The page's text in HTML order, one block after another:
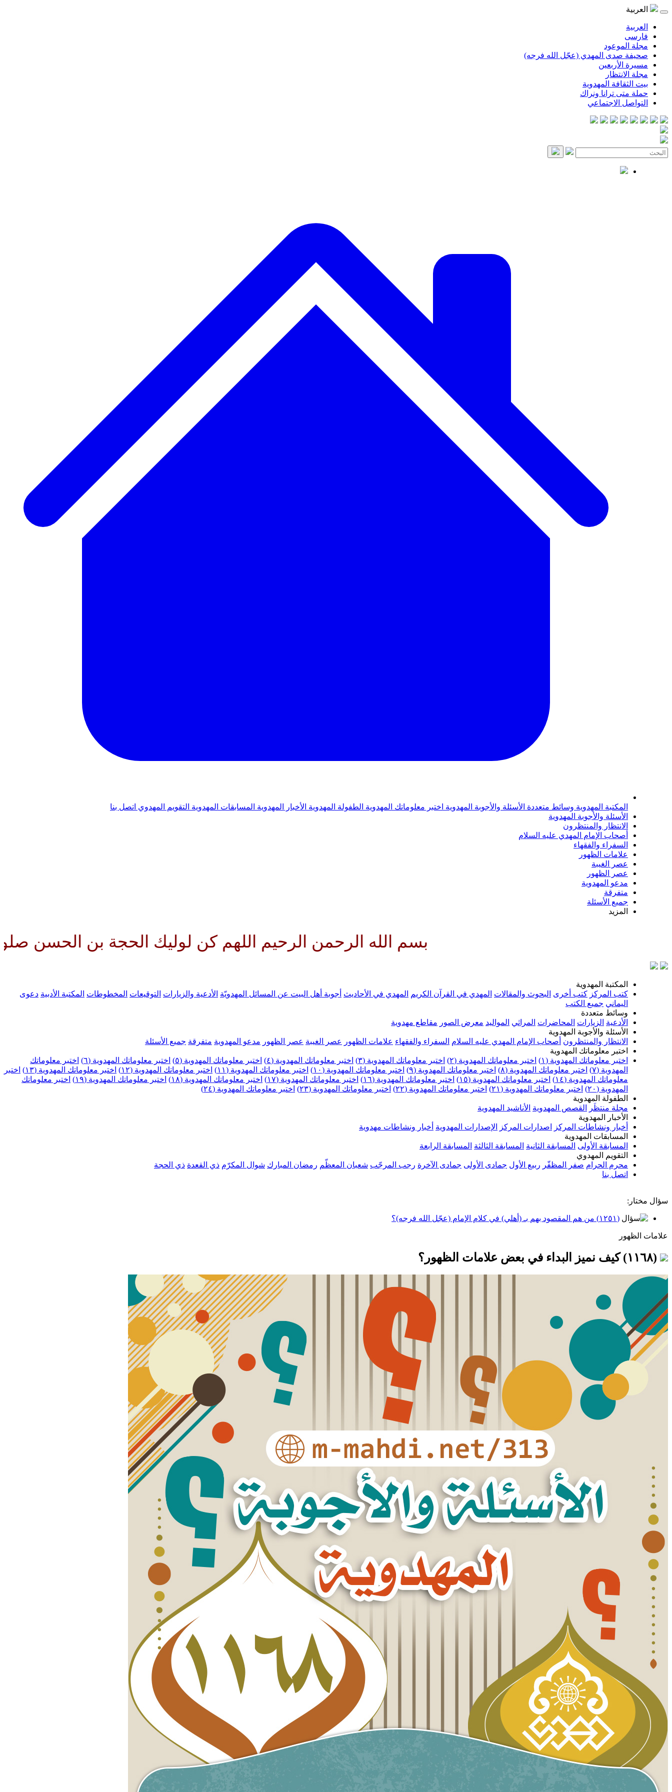
العربية
العربية
فارسی
مجلة الموعود
صحيفة صدى المهدي (عجّل الله فرجه)
مسيرة الأربعين
مجلة الانتظار
بيت الثقافة المهدوية
حملة متى ترانا ونراك
التواصل الاجتماعي
المكتبة المهدوية وسائط متعددة الأسئلة والأجوبة المهدوية اختبر معلوماتك المهدوية الطفولة المهدوية الأخبار المهدوية المسابقات المهدوية التقويم المهدوي اتصل بنا
الأسئلة والأجوبة المهدوية
الانتظار والمنتظرون
أصحاب الإمام المهدي عليه السلام
السفراء والفقهاء
علامات الظهور
عصر الغيبة
عصر الظهور
مدعو المهدوية
متفرقة
جميع الأسئلة
المزيد
بسم الله الرحمن الرحيم اللهم كن لوليك الحجة بن الحسن صلواتك عليه
المكتبة المهدوية
كتب المركز كتب أخرى البحوث والمقالات المهدي في القرآن الكريم المهدي في الأحاديث أجوبة أهل البيت عن المسائل المهدويّة الأدعية والزيارات التوقيعات المخطوطات المكتبة الأدبية دعوى
اليماني جميع الكتب
وسائط متعددة
الأدعية الزيارات المحاضرات المراثي المواليد معرض الصور مقاطع مهدوية
الأسئلة والأجوبة المهدوية
الانتظار والمنتظرون أصحاب الإمام المهدي عليه السلام السفراء والفقهاء علامات الظهور عصر الغيبة عصر الظهور مدعو المهدوية متفرقة جميع الأسئلة
اختبر معلوماتك المهدوية
اختبر معلوماتك المهدوية (١)
اختبر معلوماتك المهدوية (٢) اختبر معلوماتك المهدوية (٣) اختبر معلوماتك المهدوية (٤) اختبر معلوماتك المهدوية (٥) اختبر معلوماتك المهدوية (٦)
اختبر معلوماتك
المهدوية (٧)
اختبر معلوماتك المهدوية (٨) اختبر معلوماتك المهدوية (٩) اختبر معلوماتك المهدوية (١٠) اختبر معلوماتك المهدوية (١١) اختبر معلوماتك المهدوية (١٢) اختبر معلوماتك المهدوية (١٣)
اختبر
معلوماتك المهدوية (١٤)
اختبر معلوماتك المهدوية (١٥) اختبر معلوماتك المهدوية (١٦) اختبر معلوماتك المهدوية (١٧) اختبر معلوماتك المهدوية (١٨) اختبر معلوماتك المهدوية (١٩)
اختبر معلوماتك
المهدوية (٢٠)
اختبر معلوماتك المهدوية (٢١) اختبر معلوماتك المهدوية (٢٢) اختبر معلوماتك المهدوية (٢٣)
اختبر معلوماتك المهدوية (٢٤)
الطفولة المهدوية
مجلة منتظَر
القصص المهدوية الأناشيد المهدوية
الأخبار المهدوية
أخبار ونشاطات المركز
اصدارات المركز الإصدارات المهدوية أخبار ونشاطات مهدوية
المسابقات المهدوية
المسابقة الأولى المسابقة الثانية المسابقة الثالثة المسابقة الرابعة
التقويم المهدوي
محرم الحرام صفر المظفّر ربيع الأول جمادى الأولى جمادى الآخرة رجب المرجّب شعبان المعظّم رمضان المبارك شوال المكرّم ذي القعدة ذي الحجة
اتصل بنا
سؤال مختار:
(١٢٥١) من هم المقصود بهم بـ (أهلي) في كلام الإمام (عجّل الله فرجه)؟
علامات الظهور
(١١٦٨) كيف نميز البداء في بعض علامات الظهور؟